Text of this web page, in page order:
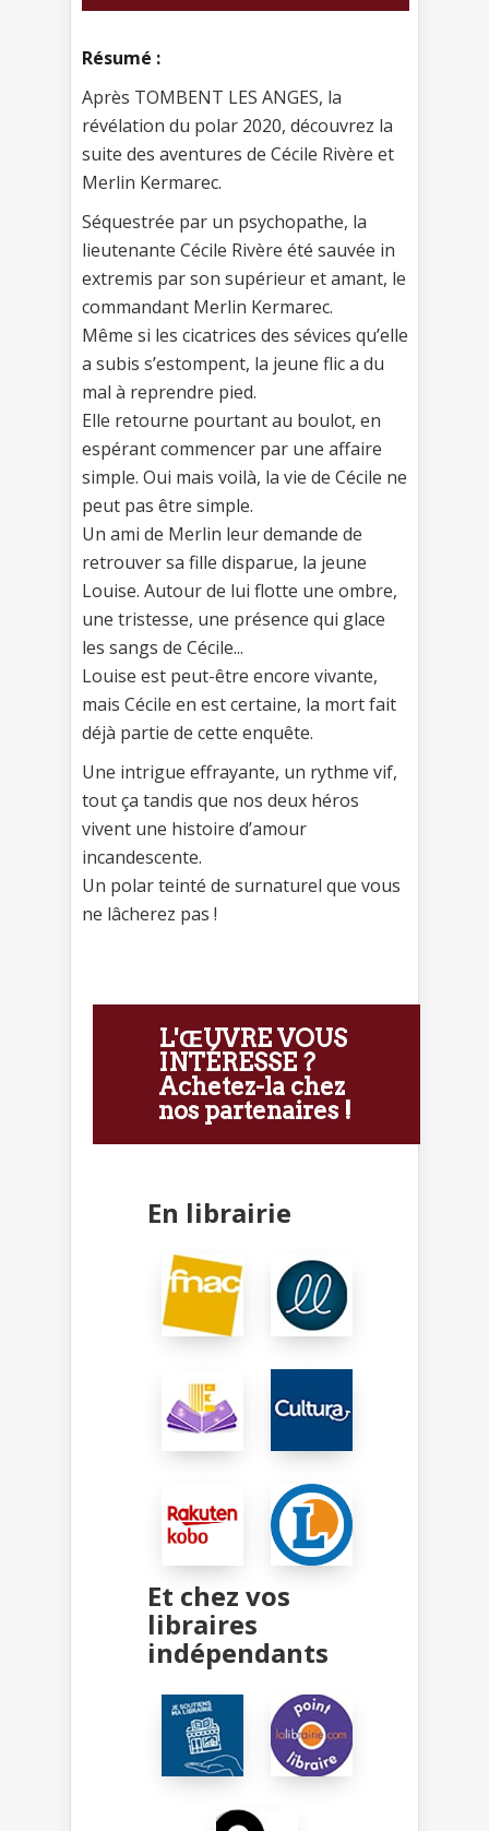
Résumé :
Après TOMBENT LES ANGES, la
révélation du polar 2020, découvrez la
suite des aventures de Cécile Rivère et
Merlin Kermarec.
Séquestrée par un psychopathe, la
lieutenante Cécile Rivère été sauvée in
extremis par son supérieur et amant, le
commandant Merlin Kermarec.
Même si les cicatrices des sévices qu’elle
a subis s’estompent, la jeune flic a du
mal à reprendre pied.
Elle retourne pourtant au boulot, en
espérant commencer par une affaire
simple. Oui mais voilà, la vie de Cécile ne
peut pas être simple.
Un ami de Merlin leur demande de
retrouver sa fille disparue, la jeune
Louise. Autour de lui flotte une ombre,
une tristesse, une présence qui glace
les sangs de Cécile...
Louise est peut-être encore vivante,
mais Cécile en est certaine, la mort fait
déjà partie de cette enquête.
Une intrigue effrayante, un rythme vif,
tout ça tandis que nos deux héros
vivent une histoire d’amour
incandescente.
Un polar teinté de surnaturel que vous
ne lâcherez pas !
L'ŒUVRE VOUS
INTÉRESSE ?
Achetez-la chez
nos partenaires !
En librairie
Et chez vos
libraires
indépendants